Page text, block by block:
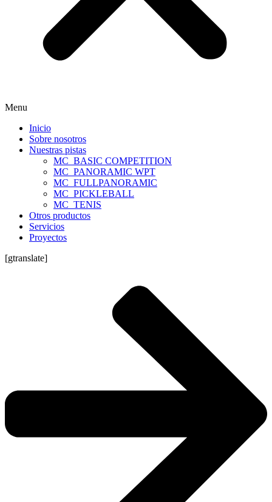
Menu
Inicio
Sobre nosotros
Nuestras pistas
MC_BASIC COMPETITION
MC_PANORAMIC WPT
MC_FULLPANORAMIC
MC_PICKLEBALL
MC_TENIS
Otros productos
Servicios
Proyectos
[gtranslate]